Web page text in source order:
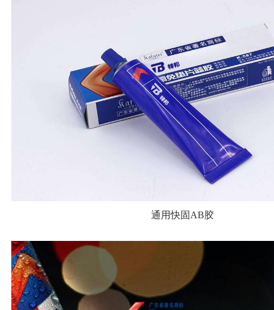
通用快固AB胶